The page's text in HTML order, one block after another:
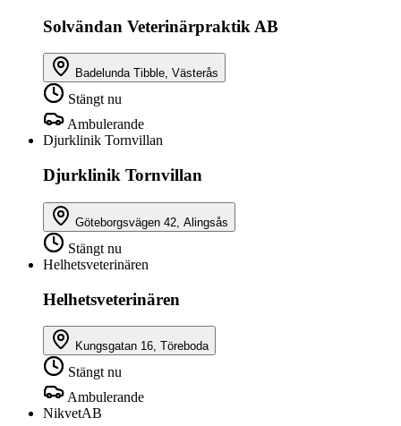
Solvändan Veterinärpraktik AB
Badelunda Tibble, Västerås
Stängt nu
Ambulerande
Djurklinik Tornvillan
Djurklinik Tornvillan
Göteborgsvägen 42, Alingsås
Stängt nu
Helhetsveterinären
Helhetsveterinären
Kungsgatan 16, Töreboda
Stängt nu
Ambulerande
NikvetAB